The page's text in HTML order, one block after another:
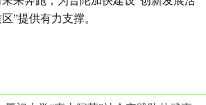
”提供有力支撑。